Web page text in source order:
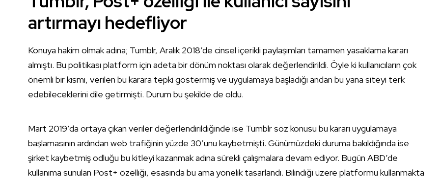
artırmayı hedefliyor
Konuya hakim olmak adına; Tumblr, Aralık 2018’de cinsel içerikli paylaşımları tamamen yasaklama kararı
almıştı. Bu politikası platform için adeta bir dönüm noktası olarak değerlendirildi. Öyle ki kullanıcıların çok
önemli bir kısmı, verilen bu karara tepki göstermiş ve uygulamaya başladığı andan bu yana siteyi terk
edebileceklerini dile getirmişti. Durum bu şekilde de oldu.
Mart 2019’da ortaya çıkan veriler değerlendirildiğinde ise Tumblr söz konusu bu kararı uygulamaya
başlamasının ardından web trafiğinin yüzde 30’unu kaybetmişti. Günümüzdeki duruma bakıldığında ise
şirket kaybetmiş odluğu bu kitleyi kazanmak adına sürekli çalışmalara devam ediyor. Bugün ABD’de
kullanıma sunulan Post+ özelliği, esasında bu ama yönelik tasarlandı. Bilindiği üzere platformu kullanmakta